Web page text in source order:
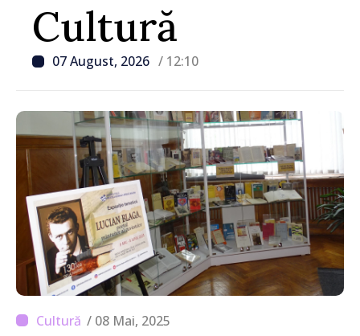
Cultură
07 August, 2026 / 12:10
/ 08 Mai, 2025